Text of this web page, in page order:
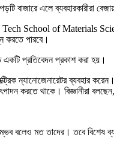
বাজারে এলে
Tech School of Materials
করতে পারবে।
একটি প্রতিবেদন প্রকাশ করা হয়।
ন্যানোজেনারেটর ব্যবহার
করতে থাকে। বিজ্ঞানীরা
মত তাদের। তবে বিশেষ